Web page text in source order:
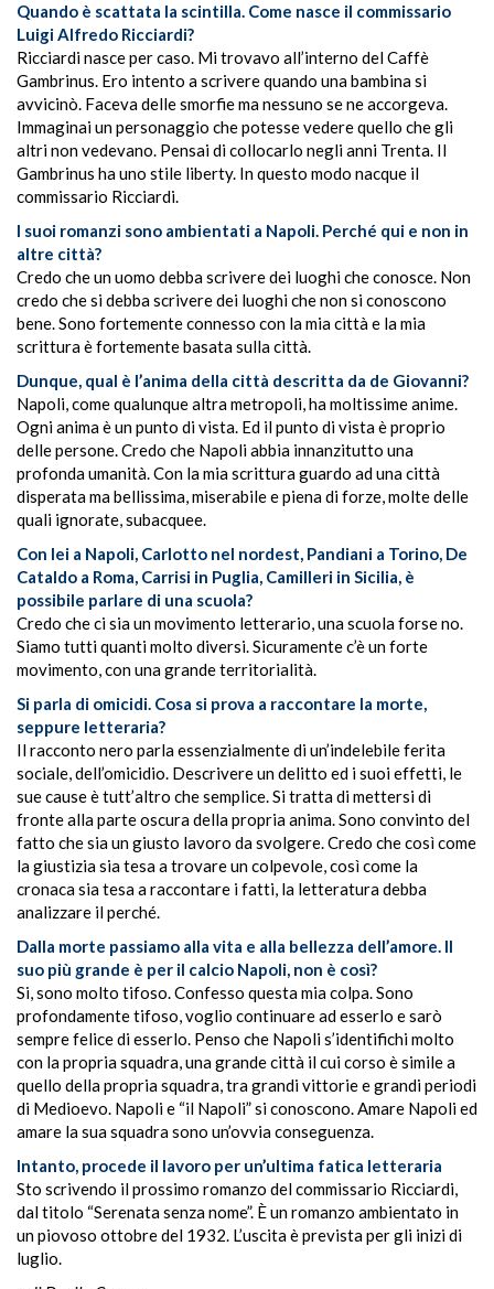
Quando è scattata la scintilla. Come nasce il commissario
Luigi Alfredo Ricciardi?
Ricciardi nasce per caso. Mi trovavo all’interno del Caffè
Gambrinus. Ero intento a scrivere quando una bambina si
avvicinò. Faceva delle smorfie ma nessuno se ne accorgeva.
Immaginai un personaggio che potesse vedere quello che gli
altri non vedevano. Pensai di collocarlo negli anni Trenta. Il
Gambrinus ha uno stile liberty. In questo modo nacque il
commissario Ricciardi.
I suoi romanzi sono ambientati a Napoli. Perché qui e non in
altre città?
Credo che un uomo debba scrivere dei luoghi che conosce. Non
credo che si debba scrivere dei luoghi che non si conoscono
bene. Sono fortemente connesso con la mia città e la mia
scrittura è fortemente basata sulla città.
Dunque, qual è l’anima della città descritta da de Giovanni?
Napoli, come qualunque altra metropoli, ha moltissime anime.
Ogni anima è un punto di vista. Ed il punto di vista è proprio
delle persone. Credo che Napoli abbia innanzitutto una
profonda umanità. Con la mia scrittura guardo ad una città
disperata ma bellissima, miserabile e piena di forze, molte delle
quali ignorate, subacquee.
Con lei a Napoli, Carlotto nel nordest, Pandiani a Torino, De
Cataldo a Roma, Carrisi in Puglia, Camilleri in Sicilia, è
possibile parlare di una scuola?
Credo che ci sia un movimento letterario, una scuola forse no.
Siamo tutti quanti molto diversi. Sicuramente c’è un forte
movimento, con una grande territorialità.
Si parla di omicidi. Cosa si prova a raccontare la morte,
seppure letteraria?
Il racconto nero parla essenzialmente di un’indelebile ferita
sociale, dell’omicidio. Descrivere un delitto ed i suoi effetti, le
sue cause è tutt’altro che semplice. Si tratta di mettersi di
fronte alla parte oscura della propria anima. Sono convinto del
fatto che sia un giusto lavoro da svolgere. Credo che così come
la giustizia sia tesa a trovare un colpevole, così come la
cronaca sia tesa a raccontare i fatti, la letteratura debba
analizzare il perché.
Dalla morte passiamo alla vita e alla bellezza dell’amore. Il
suo più grande è per il calcio Napoli, non è così?
Si, sono molto tifoso. Confesso questa mia colpa. Sono
profondamente tifoso, voglio continuare ad esserlo e sarò
sempre felice di esserlo. Penso che Napoli s’identifichi molto
con la propria squadra, una grande città il cui corso è simile a
quello della propria squadra, tra grandi vittorie e grandi periodi
di Medioevo. Napoli e “il Napoli” si conoscono. Amare Napoli ed
amare la sua squadra sono un’ovvia conseguenza.
Intanto, procede il lavoro per un’ultima fatica letteraria
Sto scrivendo il prossimo romanzo del commissario Ricciardi,
dal titolo “Serenata senza nome”. È un romanzo ambientato in
un piovoso ottobre del 1932. L’uscita è prevista per gli inizi di
luglio.